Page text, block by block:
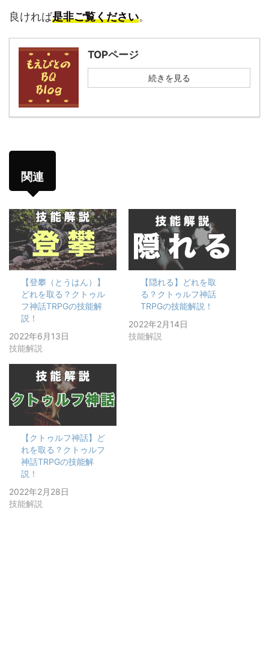
良ければ是非ご覧ください。
TOPページ
続きを見る
関連
【登攀（とうはん）】
どれを取る？クトゥル
フ神話TRPGの技能解
説！
2022年6月13日
技能解説
【隠れる】どれを取
る？クトゥルフ神話
TRPGの技能解説！
2022年2月14日
技能解説
【クトゥルフ神話】ど
れを取る？クトゥルフ
神話TRPGの技能解
説！
2022年2月28日
技能解説